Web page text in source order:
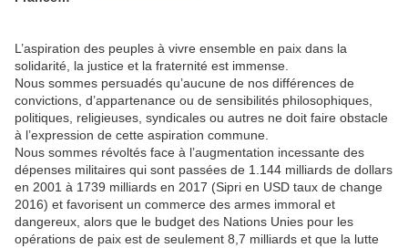
L’aspiration des peuples à vivre ensemble en paix dans la
solidarité, la justice et la fraternité est immense.
Nous sommes persuadés qu’aucune de nos différences de
convictions, d’appartenance ou de sensibilités philosophiques,
politiques, religieuses, syndicales ou autres ne doit faire obstacle
à l’expression de cette aspiration commune.
Nous sommes révoltés face à l’augmentation incessante des
dépenses militaires qui sont passées de 1.144 milliards de dollars
en 2001 à 1739 milliards en 2017 (Sipri en USD taux de change
2016) et favorisent un commerce des armes immoral et
dangereux, alors que le budget des Nations Unies pour les
opérations de paix est de seulement 8,7 milliards et que la lutte